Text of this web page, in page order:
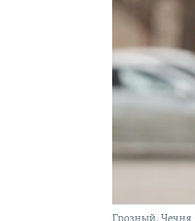
Грозный, Чечня